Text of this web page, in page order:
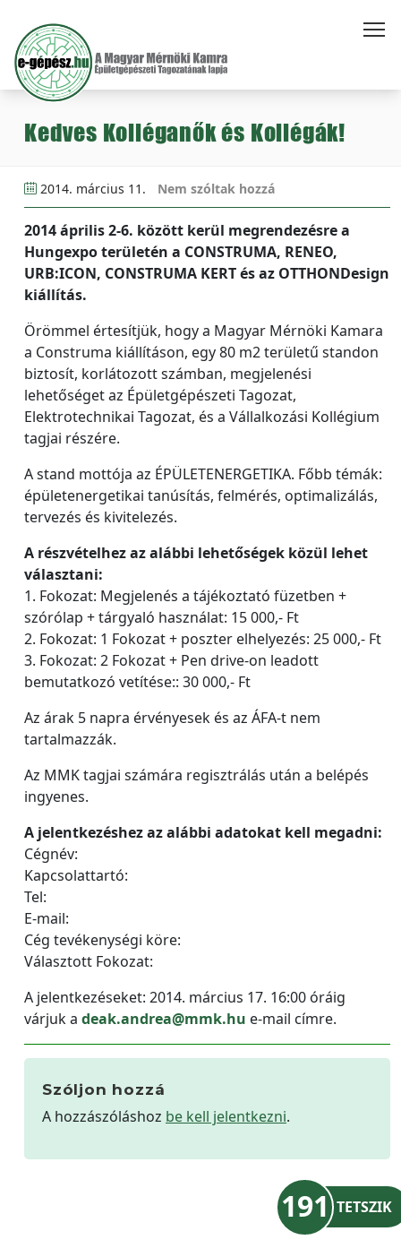
Kedves Kolléganők és Kollégák!
2014. március 11. Nem szóltak hozzá
2014 április 2-6. között kerül megrendezésre a
Hungexpo területén a CONSTRUMA, RENEO,
URB:ICON, CONSTRUMA KERT és az OTTHONDesign
kiállítás.
Örömmel értesítjük, hogy a Magyar Mérnöki Kamara
a Construma kiállításon, egy 80 m2 területű standon
biztosít, korlátozott számban, megjelenési
lehetőséget az Épületgépészeti Tagozat,
Elektrotechnikai Tagozat, és a Vállalkozási Kollégium
tagjai részére.
A stand mottója az ÉPÜLETENERGETIKA. Főbb témák:
épületenergetikai tanúsítás, felmérés, optimalizálás,
tervezés és kivitelezés.
A részvételhez az alábbi lehetőségek közül lehet
választani:
1. Fokozat: Megjelenés a tájékoztató füzetben +
szórólap + tárgyaló használat: 15 000,- Ft
2. Fokozat: 1 Fokozat + poszter elhelyezés: 25 000,- Ft
3. Fokozat: 2 Fokozat + Pen drive-on leadott
bemutatkozó vetítése:: 30 000,- Ft
Az árak 5 napra érvényesek és az ÁFA-t nem
tartalmazzák.
Az MMK tagjai számára regisztrálás után a belépés
ingyenes.
A jelentkezéshez az alábbi adatokat kell megadni:
Cégnév:
Kapcsolattartó:
Tel:
E-mail:
Cég tevékenységi köre:
Választott Fokozat:
A jelentkezéseket: 2014. március 17. 16:00 óráig
várjuk a deak.andrea@mmk.hu e-mail címre.
Szóljon hozzá
A hozzászóláshoz be kell jelentkezni.
191 TETSZIK